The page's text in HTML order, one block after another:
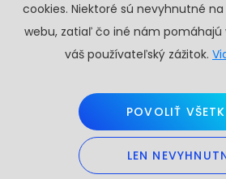
info@profy.sk
Copyright © 2026. Všetky
cookies. Niektoré sú nevyhnutné
webu, zatiaľ čo iné nám
váš používateľský zážitok.
LEN
POVOLIŤ